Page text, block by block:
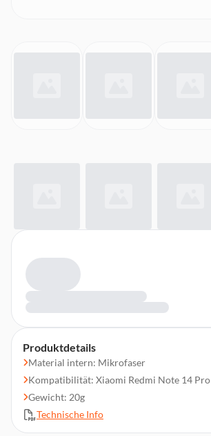
Produktdetails
Material intern: Mikrofaser
Kompatibilität: Xiaomi Redmi Note 14 Pro
Gewicht: 20g
Technische Info